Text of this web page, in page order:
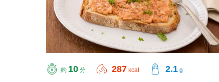
約 10 分 287 kcal 2.1 g